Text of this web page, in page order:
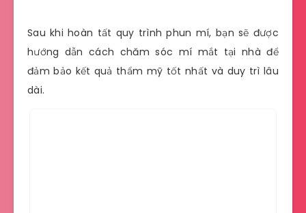
Sau khi hoàn tất quy trình phun mí, bạn sẽ được
hướng dẫn cách chăm sóc mí mắt tại nhà để
đảm bảo kết quả thẩm mỹ tốt nhất và duy trì lâu
dài.